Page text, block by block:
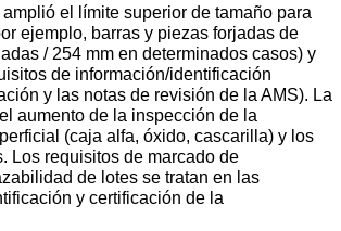
el límite superior de tamaño para
ejemplo, barras y piezas forjadas de
/ 254 mm en determinados casos) y
de información/identificación
y las notas de revisión de la AMS). La
aumento de la inspección de la
(caja alfa, óxido, cascarilla) y los
Los requisitos de marcado de
de lotes se tratan en las
y certificación de la